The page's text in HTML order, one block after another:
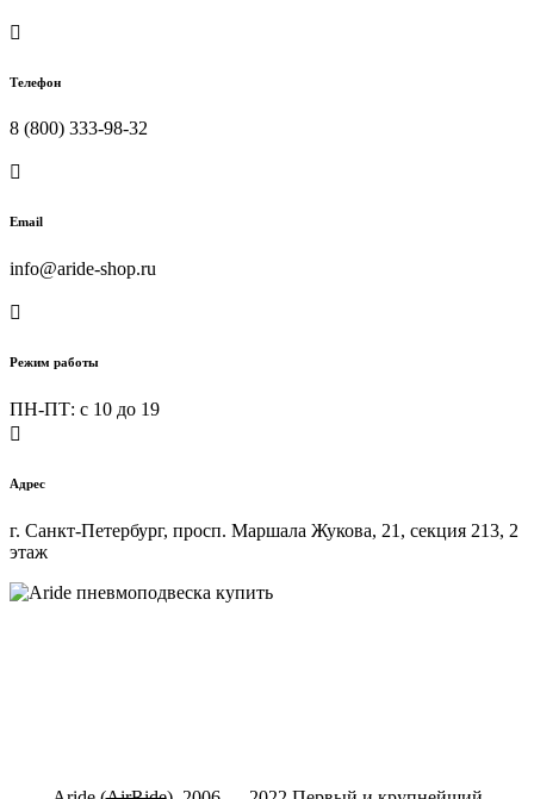

Телефон
8 (800) 333-98-32

Email
info@aride-shop.ru

Режим работы
ПН-ПТ: c 10 до 19

Адрес
г. Санкт-Петербург, просп. Маршала Жукова, 21, секция 213, 2
этаж